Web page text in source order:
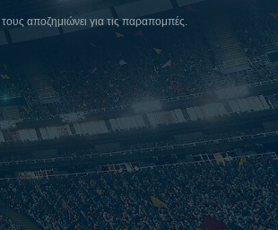
αποζημιώνει για τις παραπομπές.